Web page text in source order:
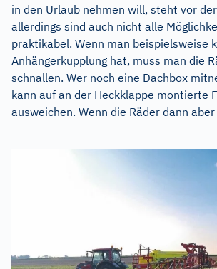
in den Urlaub nehmen will, steht vor
allerdings sind auch nicht alle
praktikabel. Wenn man beispielsweise
Anhängerkupplung hat, muss man die
schnallen. Wer noch eine Dachbox
kann auf an der Heckklappe montierte
ausweichen. Wenn die Räder dann aber